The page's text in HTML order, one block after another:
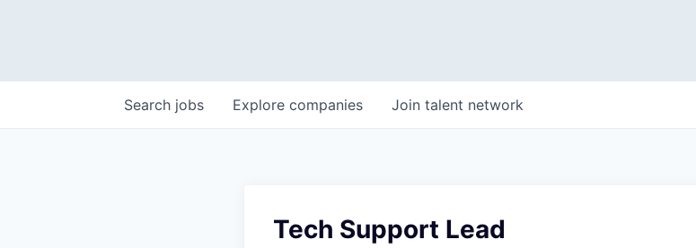
Search jobs Explore companies Join talent network
Tech Support Lead